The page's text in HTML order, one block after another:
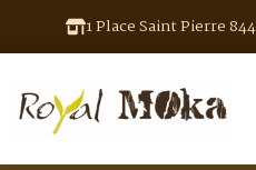
1 Place Saint Pierre